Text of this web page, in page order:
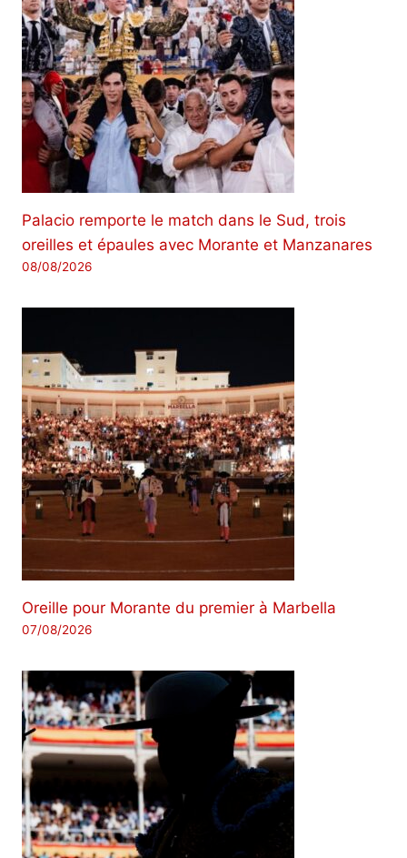
Palacio remporte le match dans le Sud, trois
oreilles et épaules avec Morante et Manzanares
08/08/2026
Oreille pour Morante du premier à Marbella
07/08/2026